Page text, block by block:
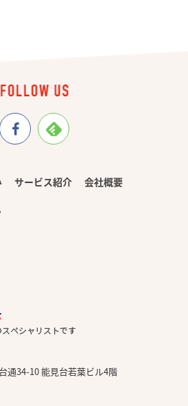
サービス紹介
会社概要
通34-10 能見台若葉ビル4階